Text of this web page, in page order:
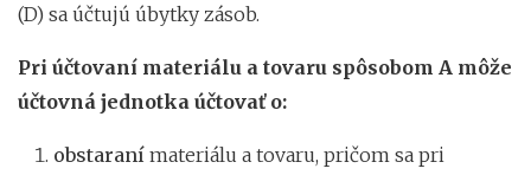
(D) sa účtujú úbytky zásob.
Pri účtovaní materiálu a tovaru spôsobom A môže
účtovná jednotka účtovať o:
obstaraní materiálu a tovaru, pričom sa pri